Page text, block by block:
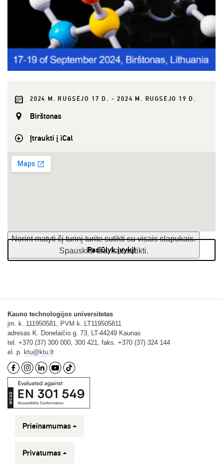
2024 M. RUGSĖJO 17 D. - 2024 M. RUGSĖJO 19 D.
Birštonas
Įtraukti į iCal
Norint matyti šį turinį turite sutikti su visais slapukais.
Spauskite čia, kad sutikti.
Pasiūlyk įvykį!
Kauno technologijos universitetas
įm. k. 111950581, PVM k. LT119505811
adresas K. Donelaičio g. 73, LT-44249 Kaunas
tel. +370 (37) 300 000, 300 421, faks. +370 (37) 324 144
el. p. ktu@ktu.lt
Prieinamumas
Privatumas